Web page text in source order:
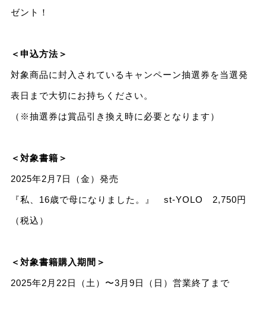
ゼント！
＜申込方法＞
対象商品に封入されているキャンペーン抽選券を当選発
表日まで大切にお持ちください。
（※抽選券は賞品引き換え時に必要となります）
＜対象書籍＞
2025年2月7日（金）発売
『私、16歳で母になりました。』 st-YOLO 2,750円
（税込）
＜対象書籍購入期間＞
2025年2月22日（土）〜3月9日（日）営業終了まで